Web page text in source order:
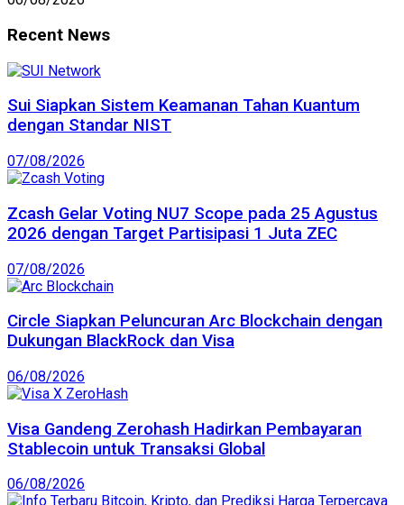
Recent News
Sui Siapkan Sistem Keamanan Tahan Kuantum
dengan Standar NIST
07/08/2026
Zcash Gelar Voting NU7 Scope pada 25 Agustus
2026 dengan Target Partisipasi 1 Juta ZEC
07/08/2026
Circle Siapkan Peluncuran Arc Blockchain dengan
Dukungan BlackRock dan Visa
06/08/2026
Visa Gandeng Zerohash Hadirkan Pembayaran
Stablecoin untuk Transaksi Global
06/08/2026